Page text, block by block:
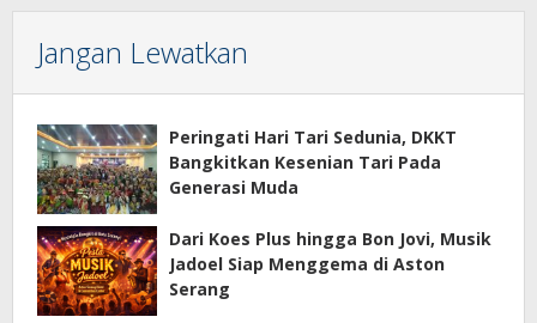
Jangan Lewatkan
Peringati Hari Tari Sedunia, DKKT
Bangkitkan Kesenian Tari Pada
Generasi Muda
Dari Koes Plus hingga Bon Jovi, Musik
Jadoel Siap Menggema di Aston
Serang